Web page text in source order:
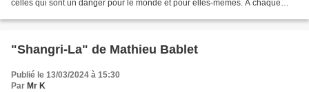
celles qui sont un danger pour le monde et pour elles-mêmes. À chaque
"Shangri-La" de Mathieu Bablet
Publié le 13/03/2024 à 15:30
Par Mr K